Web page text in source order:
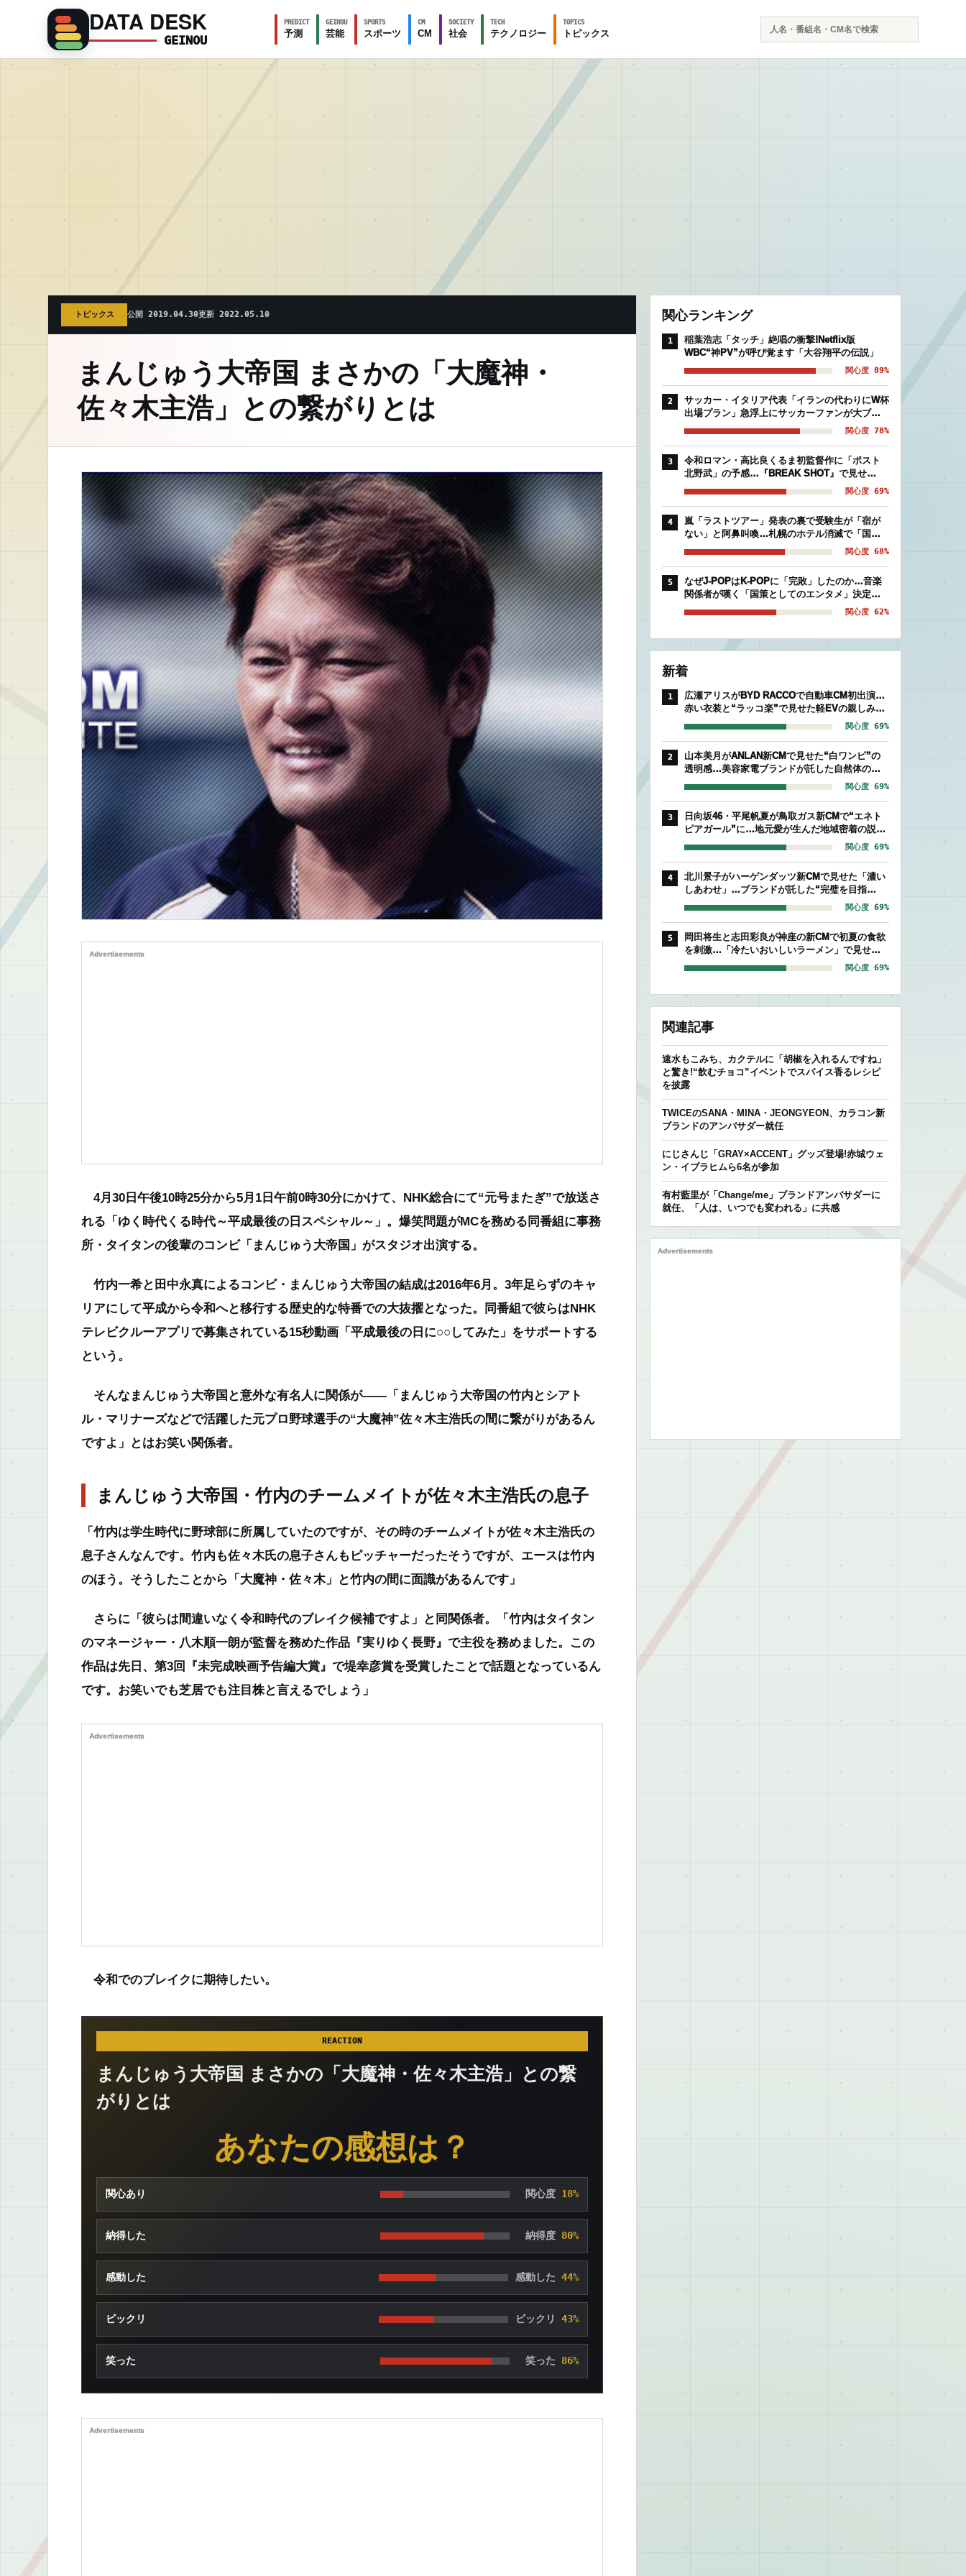
DATA DESK
GEINOU
PREDICT
予測
GEINOU
芸能
SPORTS
スポーツ
CM
CM
SOCIETY
社会
TECH
テクノロジー
TOPICS
トピックス
索
トピックス 公開 2019.04.30更新 2022.05.10
まんじゅう大帝国 まさかの「大魔神・
佐々木主浩」との繋がりとは
Advertisements
4月30日午後10時25分から5月1日午前0時30分にかけて、NHK総合にて“元号またぎ”で放送さ
れる「ゆく時代くる時代～平成最後の日スペシャル～」。爆笑問題がMCを務める同番組に事務
所・タイタンの後輩のコンビ「まんじゅう大帝国」がスタジオ出演する。
竹内一希と田中永真によるコンビ・まんじゅう大帝国の結成は2016年6月。3年足らずのキャ
リアにして平成から令和へと移行する歴史的な特番での大抜擢となった。同番組で彼らはNHK
テレビクルーアプリで募集されている15秒動画「平成最後の日に○○してみた」をサポートする
という。
そんなまんじゅう大帝国と意外な有名人に関係が――「まんじゅう大帝国の竹内とシアト
ル・マリナーズなどで活躍した元プロ野球選手の“大魔神”佐々木主浩氏の間に繋がりがあるん
ですよ」とはお笑い関係者。
まんじゅう大帝国・竹内のチームメイトが佐々木主浩氏の息子
「竹内は学生時代に野球部に所属していたのですが、その時のチームメイトが佐々木主浩氏の
息子さんなんです。竹内も佐々木氏の息子さんもピッチャーだったそうですが、エースは竹内
のほう。そうしたことから「大魔神・佐々木」と竹内の間に面識があるんです」
さらに「彼らは間違いなく令和時代のブレイク候補ですよ」と同関係者。「竹内はタイタン
のマネージャー・八木順一朗が監督を務めた作品『実りゆく長野』で主役を務めました。この
作品は先日、第3回『未完成映画予告編大賞』で堤幸彦賞を受賞したことで話題となっているん
です。お笑いでも芝居でも注目株と言えるでしょう」
Advertisements
令和でのブレイクに期待したい。
REACTION
まんじゅう大帝国 まさかの「大魔神・佐々木主浩」との繋
がりとは
あなたの感想は？
関心あり 関心度 18%
納得した 納得度 80%
感動した 感動した 44%
ビックリ ビックリ 43%
笑った 笑った 86%
Advertisements
関心ランキング
1
稲葉浩志「タッチ」絶唱の衝撃!Netflix版
WBC“神PV”が呼び覚ます「大谷翔平の伝説」
関心度 89%
2
サッカー・イタリア代表「イランの代わりにW杯
出場プラン」急浮上にサッカーファンが大ブー
イングの理由
関心度 78%
3
令和ロマン・高比良くるま初監督作に「ポスト
北野武」の予感…『BREAK SHOT』で見せ
た“芸人映画”の異常な完成度
関心度 69%
4
嵐「ラストツアー」発表の裏で受験生が「宿が
ない」と阿鼻叫喚…札幌のホテル消滅で「国立
後期組」を襲う絶望的被害
関心度 68%
5
なぜJ-POPはK-POPに「完敗」したのか…音楽
関係者が嘆く「国策としてのエンタメ」決定的
な温度差
関心度 62%
新着
1
広瀬アリスがBYD RACCOで自動車CM初出演…
赤い衣装と“ラッコ楽”で見せた軽EVの親しみや
すさ
関心度 69%
2
山本美月がANLAN新CMで見せた“白ワンピ”の
透明感…美容家電ブランドが託した自然体のセ
ルフケア
関心度 69%
3
日向坂46・平尾帆夏が鳥取ガス新CMで“エネト
ピアガール”に…地元愛が生んだ地域密着の説得
力
関心度 69%
4
北川景子がハーゲンダッツ新CMで見せた「濃い
しあわせ」…ブランドが託した“完璧を目指
す”存在感
関心度 69%
5
岡田将生と志田彩良が神座の新CMで初夏の食欲
を刺激…「冷たいおいしいラーメン」で見せた
爽やかな相性
関心度 69%
関連記事
速水もこみち、カクテルに「胡椒を入れるんですね」
と驚き!“飲むチョコ”イベントでスパイス香るレシピ
を披露
TWICEのSANA・MINA・JEONGYEON、カラコン新
ブランドのアンバサダー就任
にじさんじ「GRAY×ACCENT」グッズ登場!赤城ウェ
ン・イブラヒムら6名が参加
有村藍里が「Change/me」ブランドアンバサダーに
就任、「人は、いつでも変われる」に共感
Advertisements